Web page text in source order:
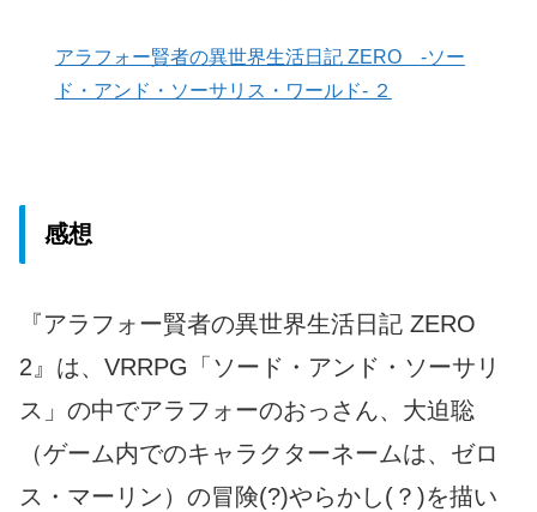
アラフォー賢者の異世界生活日記 ZERO -ソー
ド・アンド・ソーサリス・ワールド- ２
感想
『アラフォー賢者の異世界生活日記 ZERO
2』は、VRRPG「ソード・アンド・ソーサリ
ス」の中でアラフォーのおっさん、大迫聡
（ゲーム内でのキャラクターネームは、ゼロ
ス・マーリン）の冒険(?)やらかし(？)を描い